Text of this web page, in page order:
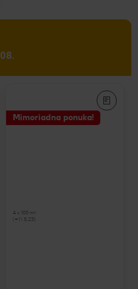
Mimoriadna ponuka!
4 x 100 ml
(=1 l 5,23)